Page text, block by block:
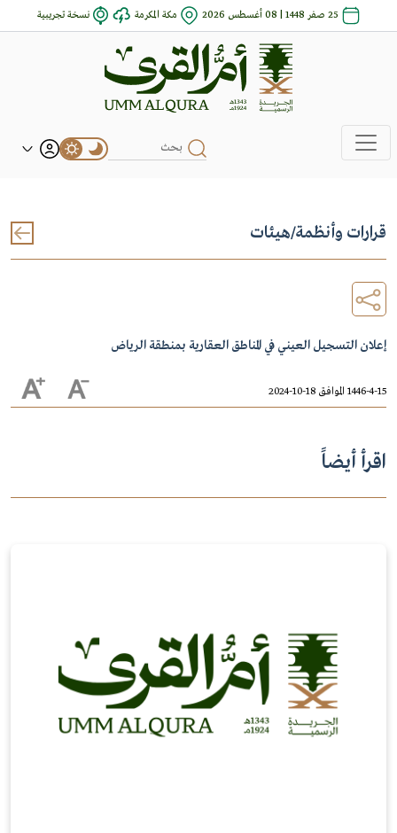
25 صفر 1448 | 08 أغسطس 2026 مكة المكرمة نسخة تجريبية
قرارات وأنظمة/هيئات
إعلان التسجيل العيني في المناطق العقارية بمنطقة الرياض
1446-4-15 الموافق 18-10-2024
اقرأ أيضاً